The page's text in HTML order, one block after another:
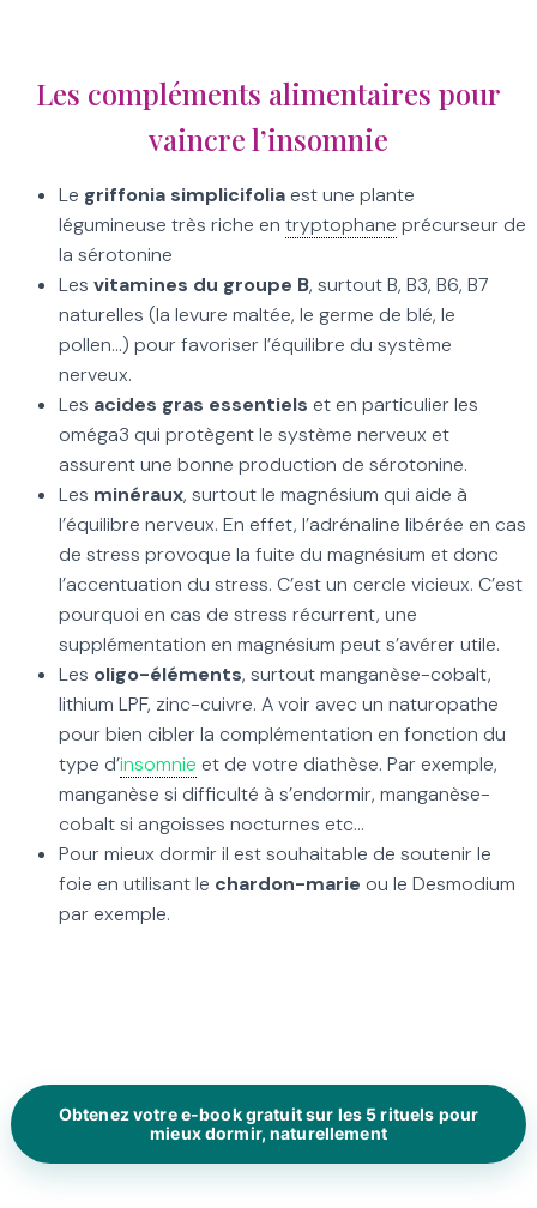
Les compléments alimentaires pour
vaincre l’insomnie
Le griffonia simplicifoliaest une plante
légumineuse très riche en tryptophane précurseur de
la sérotonine
Les vitamines du groupe B, surtout B, B3, B6, B7
naturelles (la levure maltée, le germe de blé, le
pollen…) pour favoriser l’équilibre du système
nerveux.
Les acides gras essentiels et en particulier les
oméga3 qui protègent le système nerveux et
assurent une bonne production de sérotonine.
Les minéraux, surtout le magnésium qui aide à
l’équilibre nerveux. En effet, l’adrénaline libérée en cas
de stress provoque la fuite du magnésium et donc
l’accentuation du stress. C’est un cercle vicieux. C’est
pourquoi en cas de stress récurrent, une
supplémentation en magnésium peut s’avérer utile.
Les oligo-éléments, surtout manganèse-cobalt,
lithium LPF, zinc-cuivre. A voir avec un naturopathe
pour bien cibler la complémentation en fonction du
type d’insomnie et de votre diathèse. Par exemple,
manganèse si difficulté à s’endormir, manganèse-
cobalt si angoisses nocturnes etc…
Pour mieux dormir il est souhaitable de soutenir le
foie en utilisant le chardon-marie ou le Desmodium
par exemple.
Obtenez votre e-book gratuit sur les 5 rituels pour
mieux dormir, naturellement